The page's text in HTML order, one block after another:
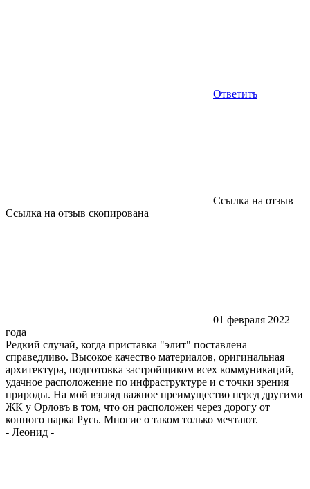
Ответить
Ссылка на отзыв
Ссылка на отзыв скопирована
01 февраля 2022
года
Редкий случай, когда приставка "элит" поставлена
справедливо. Высокое качество материалов, оригинальная
архитектура, подготовка застройщиком всех коммуникаций,
удачное расположение по инфраструктуре и с точки зрения
природы. На мой взгляд важное преимущество перед другими
ЖК у Орловъ в том, что он расположен через дорогу от
конного парка Русь. Многие о таком только мечтают.
- Леонид -